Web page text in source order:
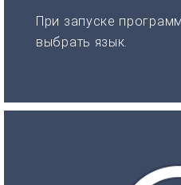
При запуске
выбрать язык.